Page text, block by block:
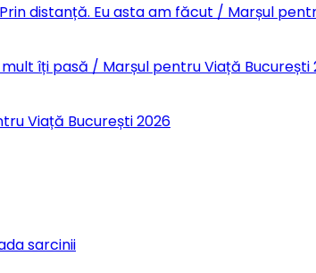
distanță. Eu asta am făcut / Marșul
îți pasă / Marșul pentru Viață București
Viață București 2026
sarcinii